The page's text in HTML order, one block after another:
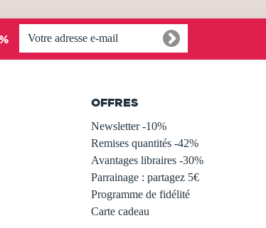
OFFRES
Newsletter -10%
Remises quantités -42%
Avantages libraires -30%
Parrainage : partagez 5€
Programme de fidélité
Carte cadeau